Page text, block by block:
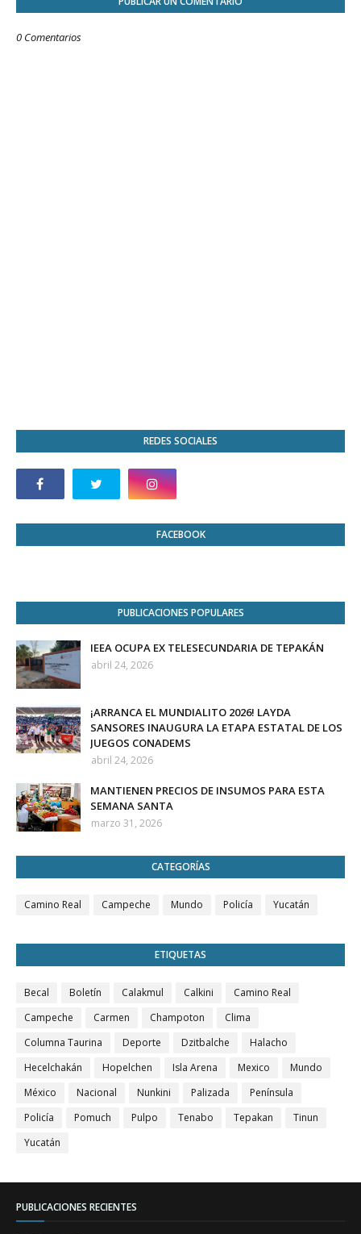
0 Comentarios
REDES SOCIALES
FACEBOOK
PUBLICACIONES POPULARES
IEEA OCUPA EX TELESECUNDARIA DE TEPAKÁN
abril 24, 2026
¡ARRANCA EL MUNDIALITO 2026! LAYDA
SANSORES INAUGURA LA ETAPA ESTATAL DE LOS
JUEGOS CONADEMS
abril 24, 2026
MANTIENEN PRECIOS DE INSUMOS PARA ESTA
SEMANA SANTA
marzo 31, 2026
CATEGORÍAS
Camino Real Campeche Mundo Policía Yucatán
ETIQUETAS
Becal Boletín Calakmul Calkini
Camino Real
Campeche
Carmen Champoton
Clima
Columna Taurina
Deporte Dzitbalche
Halacho
Hecelchakán
Hopelchen Isla Arena Mexico
Mundo
México
Nacional Nunkini Palizada
Península
Policía
Pomuch Pulpo Tenabo Tepakan
Tinun
Yucatán
PUBLICACIONES RECIENTES